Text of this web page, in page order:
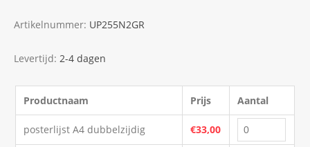
Artikelnummer: UP255N2GR
Levertijd: 2-4 dagen
Productnaam Prijs Aantal
posterlijst A4 dubbelzijdig €33,00